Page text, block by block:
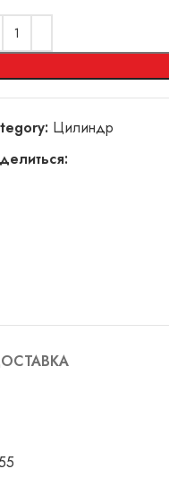
Цилиндр